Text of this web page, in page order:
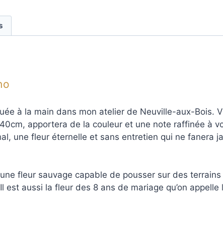
à la main dans mon atelier de Neuville-aux-Bois.
apportera de la couleur et une note raffinée à
une fleur éternelle et sans entretien qui ne fanera
fleur sauvage capable de pousser sur des
est aussi la fleur des 8 ans de mariage qu’on